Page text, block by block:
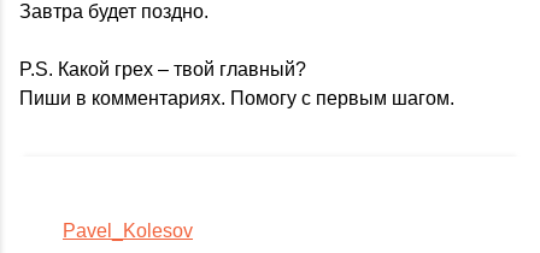
Завтра будет поздно.
P.S. Какой грех – твой главный?
Пиши в комментариях. Помогу с первым шагом.
Pavel_Kolesov